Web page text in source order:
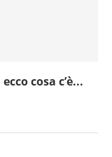
cosa c’è...